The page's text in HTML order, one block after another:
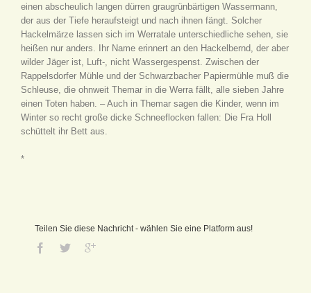
einen abscheulich langen dürren graugrünbärtigen Wassermann,
der aus der Tiefe heraufsteigt und nach ihnen fängt. Solcher
Hackelmärze lassen sich im Werratale unterschiedliche sehen, sie
heißen nur anders. Ihr Name erinnert an den Hackelbernd, der aber
wilder Jäger ist, Luft-, nicht Wassergespenst. Zwischen der
Rappelsdorfer Mühle und der Schwarzbacher Papiermühle muß die
Schleuse, die ohnweit Themar in die Werra fällt, alle sieben Jahre
einen Toten haben. – Auch in Themar sagen die Kinder, wenn im
Winter so recht große dicke Schneeflocken fallen: Die Fra Holl
schüttelt ihr Bett aus.
*
Teilen Sie diese Nachricht - wählen Sie eine Platform aus!